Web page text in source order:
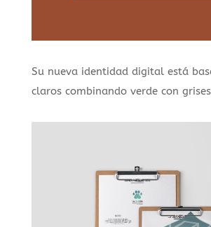
Su nueva identidad digital está
claros combinando verde con